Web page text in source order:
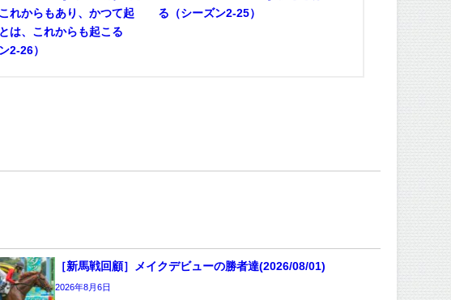
れからもあり、かつて起
は、これからも起こる
2-26）
る（シーズン2-25）
［新馬戦回顧］メイクデビューの勝者達(2026/08/01)
2026年8月6日